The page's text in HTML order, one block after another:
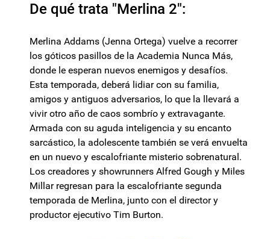
De qué trata "Merlina 2":
Merlina Addams (Jenna Ortega) vuelve a recorrer
los góticos pasillos de la Academia Nunca Más,
donde le esperan nuevos enemigos y desafíos.
Esta temporada, deberá lidiar con su familia,
amigos y antiguos adversarios, lo que la llevará a
vivir otro año de caos sombrío y extravagante.
Armada con su aguda inteligencia y su encanto
sarcástico, la adolescente también se verá envuelta
en un nuevo y escalofriante misterio sobrenatural.
Los creadores y showrunners Alfred Gough y Miles
Millar regresan para la escalofriante segunda
temporada de Merlina, junto con el director y
productor ejecutivo Tim Burton.